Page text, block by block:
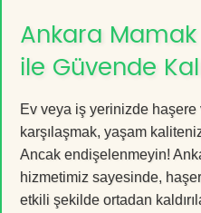
Ankara
ile Güvende
Ev veya iş yerinizde haşere
karşılaşmak, yaşam
Ancak endişelenmeyin!
hizmetimiz sayesinde,
etkili şekilde ortadan